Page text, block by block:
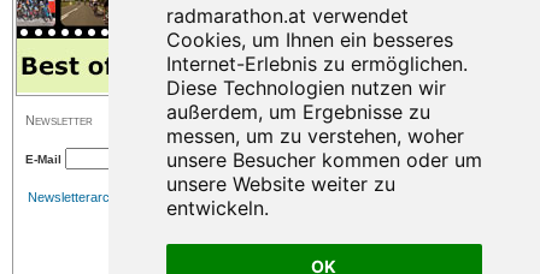
OK
Newsletter
E-Mail
Newsletterarchiv